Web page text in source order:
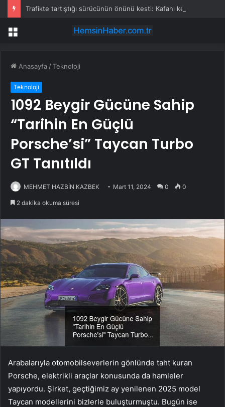
Trafikte tartıştığı sürücünün önünü kesti: Kafanı keserim
Menü
Anasayfa /Teknoloji
Teknoloji
1092 Beygir Gücüne Sahip
“Tarihin En Güçlü
Porsche’si” Taycan Turbo
GT Tanıtıldı
MEHMET HAZBİN KAZBEK Mart 11, 2024 0 0
2 dakika okuma süresi
Arabalarıyla otomobilseverlerin gönlünde taht kuran
Porsche, elektrikli araçlar konusunda da hamleler
yapıyordu. Şirket, geçtiğimiz ay yenilenen 2025 model
Taycan modellerini bizlerle buluşturmuştu. Bugün ise